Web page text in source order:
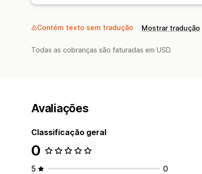
Contém texto sem tradução Mostrar tradução
Todas as cobranças são faturadas em USD.
Avaliações
Classificação geral
0
5
0